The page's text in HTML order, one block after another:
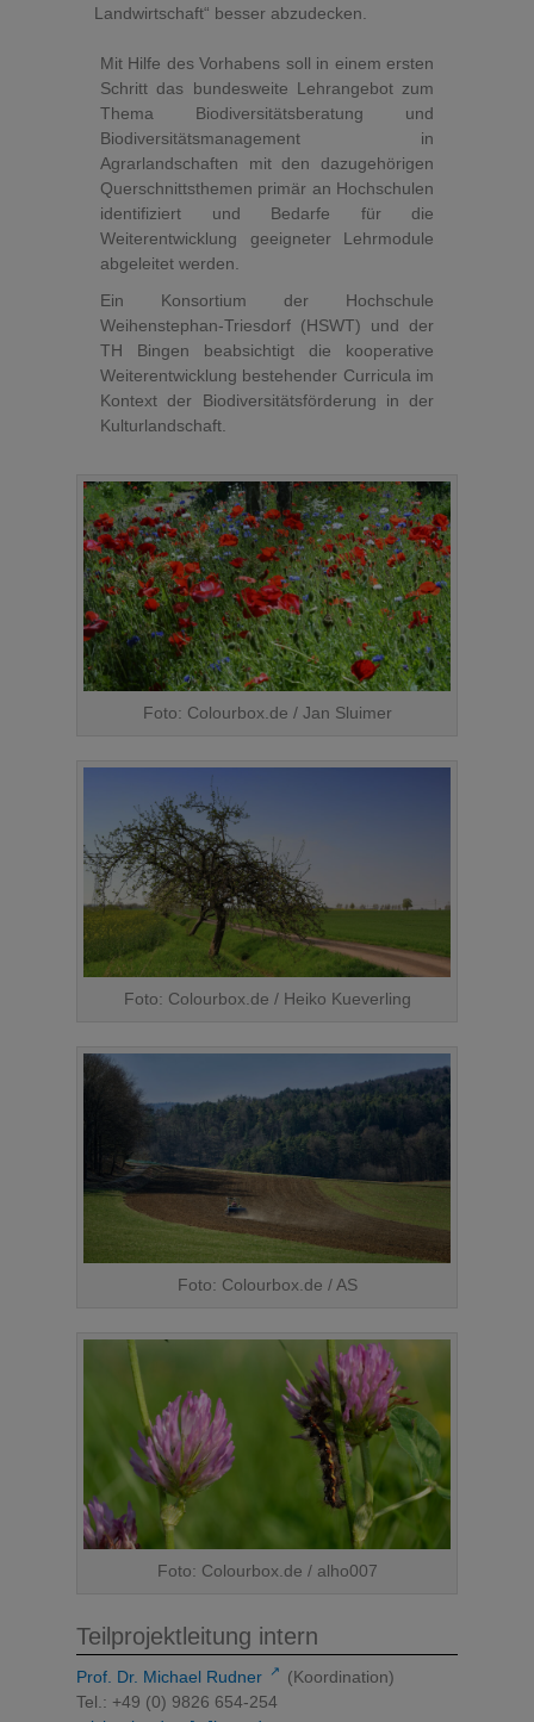
Landwirtschaft“ besser abzudecken.
Mit Hilfe des Vorhabens soll in einem ersten
Schritt das bundesweite Lehrangebot zum
Thema Biodiversitätsberatung und
Biodiversitätsmanagement in
Agrarlandschaften mit den dazugehörigen
Querschnittsthemen primär an Hochschulen
identifiziert und Bedarfe für die
Weiterentwicklung geeigneter Lehrmodule
abgeleitet werden.
Ein Konsortium der Hochschule
Weihenstephan-Triesdorf (HSWT) und der
TH Bingen beabsichtigt die kooperative
Weiterentwicklung bestehender Curricula im
Kontext der Biodiversitätsförde­rung in der
Kulturlandschaft.
Foto: Colourbox.de / Jan Sluimer
Foto: Colourbox.de / Heiko Kueverling
Foto: Colourbox.de / AS
Foto: Colourbox.de / alho007
Teilprojektleitung intern
Prof. Dr. Michael Rudner ↗
(Koordination)
Tel.: +49 (0) 9826 654-254